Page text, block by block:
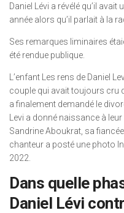
Daniel Lévi a révélé qu’il
année alors qu’il parlait à la
Ses remarques liminaires
été rendue publique.
L’enfant Les rens de Daniel
couple qui avait toujours cru
a finalement demandé le
Levi a donné naissance à
Sandrine Aboukrat, sa
chanteur a posté une photo
2022.
Dans quelle
Daniel Lévi